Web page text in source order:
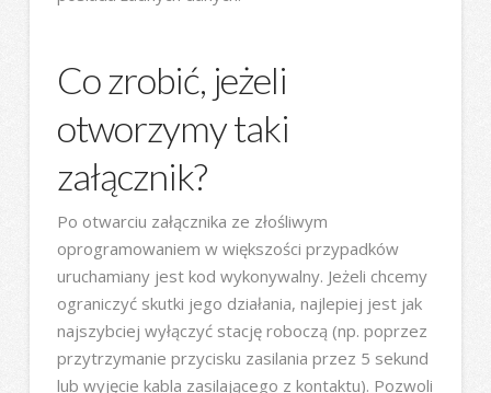
Co zrobić, jeżeli
otworzymy taki
załącznik?
Po otwarciu załącznika ze złośliwym
oprogramowaniem w większości przypadków
uruchamiany jest kod wykonywalny. Jeżeli chcemy
ograniczyć skutki jego działania, najlepiej jest jak
najszybciej wyłączyć stację roboczą (np. poprzez
przytrzymanie przycisku zasilania przez 5 sekund
lub wyjęcie kabla zasilającego z kontaktu). Pozwoli